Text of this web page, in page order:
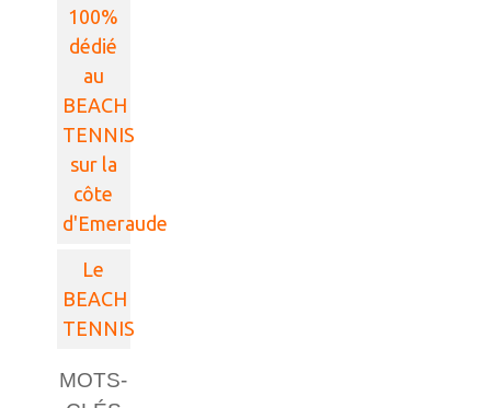
100%
dédié
au
BEACH
TENNIS
sur la
côte
d'Emeraude
Le
BEACH
TENNIS
MOTS-